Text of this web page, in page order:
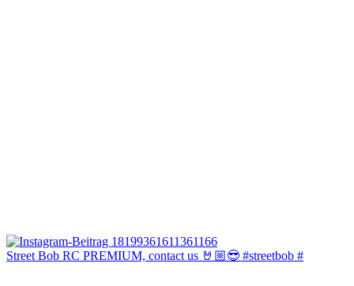
Street Bob RC PREMIUM, contact us 🤘🏼😎 #streetbob #